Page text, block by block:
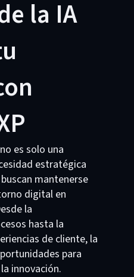
la IA
es solo una
estratégica
mantenerse
digital en
la
hasta la
de cliente, la
para
innovación.